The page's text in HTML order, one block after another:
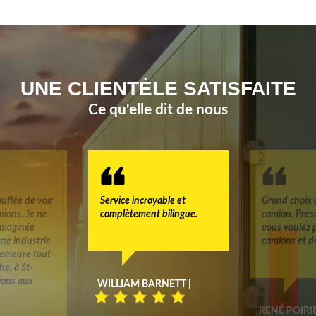
UNE CLIENTÈLE SATISFAITE
Ce qu'elle dit de nous
de voir
Je ne
industrie
tout
à St-
aux
Service incroyable et
complètement bilingue.
WILLIAM BARNETT |
Grand choix
camion.
vous voulez
camions et
RENÉ